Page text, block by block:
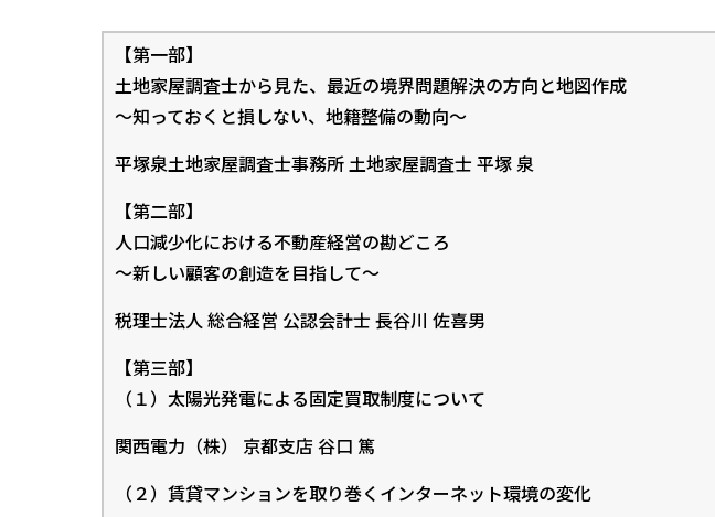
【第一部】
土地家屋調査士から見た、最近の境界問題解決の方向と地図作成
～知っておくと損しない、地籍整備の動向～
平塚泉土地家屋調査士事務所 土地家屋調査士 平塚 泉
【第二部】
人口減少化における不動産経営の勘どころ
～新しい顧客の創造を目指して～
税理士法人 総合経営 公認会計士 長谷川 佐喜男
【第三部】
（１）太陽光発電による固定買取制度について
関西電力（株） 京都支店 谷口 篤
（２）賃貸マンションを取り巻くインターネット環境の変化